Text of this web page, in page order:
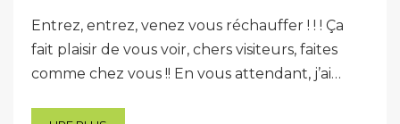
Entrez, entrez, venez vous réchauffer ! ! ! Ça
fait plaisir de vous voir, chers visiteurs, faites
comme chez vous !! En vous attendant, j’ai…